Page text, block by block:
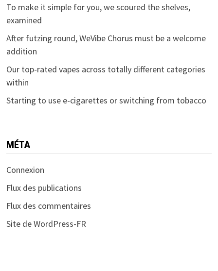
To make it simple for you, we scoured the shelves,
examined
After futzing round, WeVibe Chorus must be a welcome
addition
Our top-rated vapes across totally different categories
within
Starting to use e-cigarettes or switching from tobacco
MÉTA
Connexion
Flux des publications
Flux des commentaires
Site de WordPress-FR